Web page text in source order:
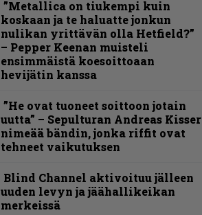
”Metallica on tiukempi kuin
koskaan ja te haluatte jonkun
nulikan yrittävän olla Hetfield?”
– Pepper Keenan muisteli
ensimmäistä koesoittoaan
hevijätin kanssa
”He ovat tuoneet soittoon jotain
uutta” – Sepulturan Andreas Kisser
nimeää bändin, jonka riffit ovat
tehneet vaikutuksen
Blind Channel aktivoituu jälleen
uuden levyn ja jäähallikeikan
merkeissä